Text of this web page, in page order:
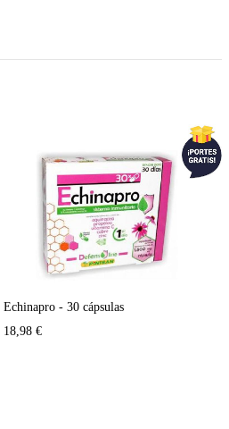
Echinapro - 30 cápsulas
18,98€